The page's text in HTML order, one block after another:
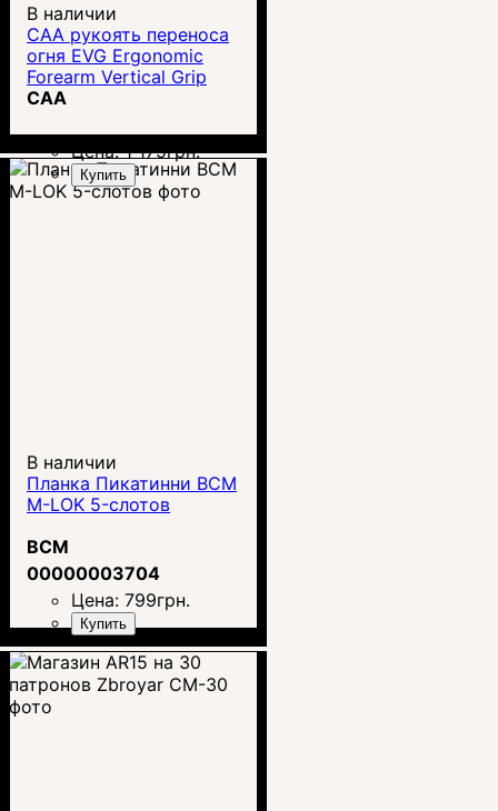
В наличии
CAA рукоять переноса
огня EVG Ergonomic
Forearm Vertical Grip
(отсек под батарейки)
CAA
Цена:1 175грн.
Купить
В наличии
Планка Пикатинни BCM
M-LOK 5-слотов
BCM
00000003704
Цена: 799грн.
Купить